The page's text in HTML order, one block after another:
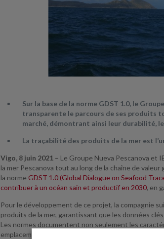
Sur la base de la norme GDST 1.0, le
transparente le parcours de ses produits
marché, démontrant ainsi leur durabilité,
La traçabilité des produits de la mer est
Vigo, 8 juin 2021 – Le Groupe Nueva Pescanova et
la mer Pescanova tout au long de la chaîne de
la norme GDST 1.0 (Global Dialogue on Seafood
contribuer à un océan sain et productif en 2030, en
Pour le développement de ce projet, la compagnie
produits de la mer, garantissant que les données
Les normes documentent non seulement les
emplacements et certifications qui prouvent